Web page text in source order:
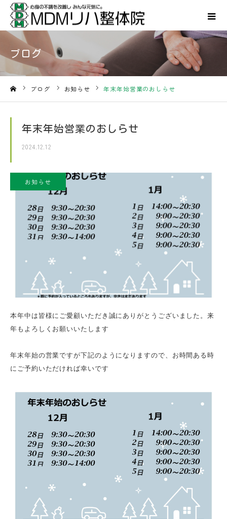
ブログ
ブログ お知らせ 年末年始営業のおしらせ
年末年始営業のおしらせ
2024.12.12
お知らせ
本年中は皆様にご愛顧いただき誠にありがとうございました。来
年もよろしくお願いいたします
年末年始の営業ですが下記のようになりますので、お時間ある時
にご予約いただければ幸いです